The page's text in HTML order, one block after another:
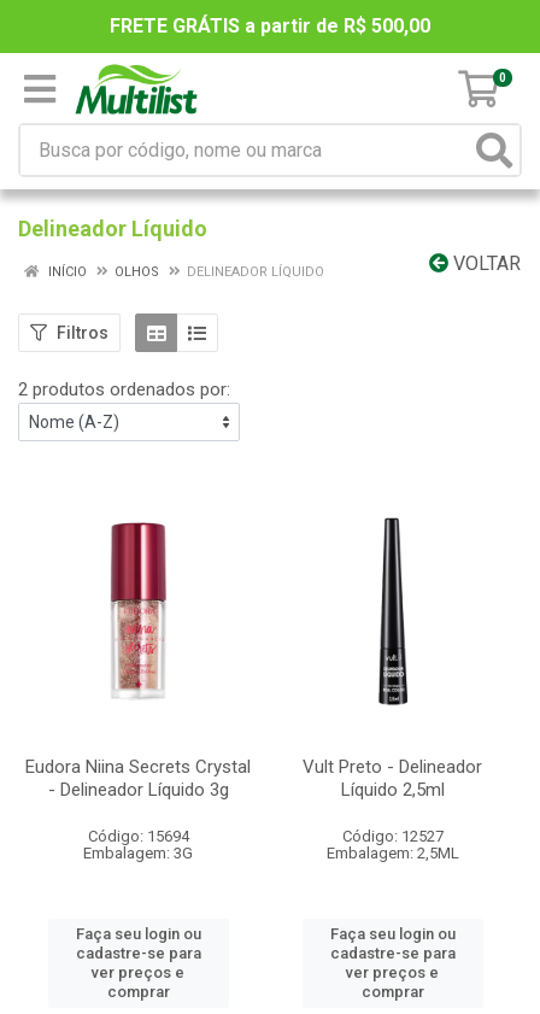
FRETE GRÁTIS a partir de R$ 500,00
0
Delineador Líquido
VOLTAR
INÍCIO OLHOS DELINEADOR LÍQUIDO
Filtros
2 produtos ordenados por:
Eudora Niina Secrets Crystal
- Delineador Líquido 3g
Código: 15694
Embalagem: 3G
Faça seu login ou
cadastre-se para
ver preços e
comprar
Vult Preto - Delineador
Líquido 2,5ml
Código: 12527
Embalagem: 2,5ML
Faça seu login ou
cadastre-se para
ver preços e
comprar